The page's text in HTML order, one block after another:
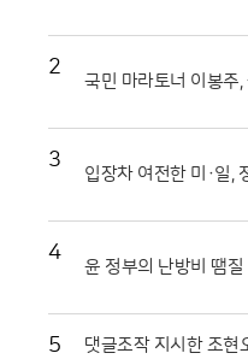
2
국민 마라토너 이봉주
3
입장차 여전한 미·일,
4
윤 정부의 난방비 땜질
5
댓글조작 지시한 조현